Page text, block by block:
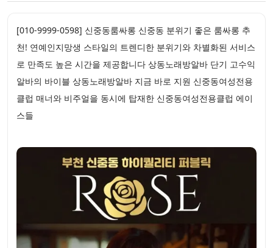
[010-9999-0598] 신중동룸싸롱 신중동 분위기 좋은 룸싸롱 추
천! 연예인지망생 스타일의 트렌디한 분위기와 차별화된 서비스
로 만족도 높은 시간을 제공합니다 상동노래방알바 단기 고수익
알바의 바이블 상동노래방알바 지금 바로 지원 신중동여성전용
클럽 매너와 비주얼을 동시에 탑재한 신중동여성전용클럽 에이
스들